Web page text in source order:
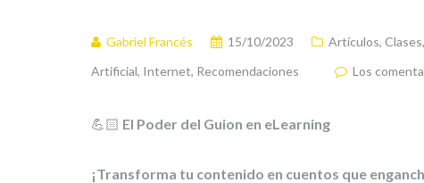
Gabriel Francés 15/10/2023 Artículos, Clases,
Artificial, Internet, Recomendaciones Los
💪🏻 El Poder del Guion en eLearning
¡Transforma tu contenido en cuentos que